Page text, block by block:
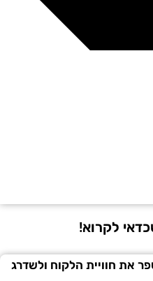
לקרוא!
חוויית הלקוח ולשדרג